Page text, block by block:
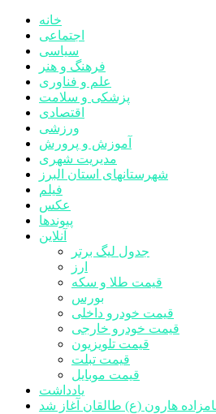
خانه
اجتماعی
سیاسی
فرهنگ و هنر
علم و فناوری
پزشکی و سلامت
اقتصادی
ورزشی
آموزش و پرورش
مدیریت شهری
شهرستانهای استان البرز
فیلم
عکس
پیوندها
آنلاین
جدول لیگ برتر
ارز
قیمت طلا و سکه
بورس
قیمت خودرو داخلی
قیمت خودرو خارجی
قیمت تلویزیون
قیمت تبلت
قیمت موبایل
یادداشت
هارون (ع) طالقان آغاز شد